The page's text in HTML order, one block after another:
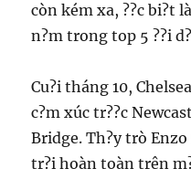
còn kém xa, ??c bi?t
n?m trong top 5 ??i
Cu?i tháng 10,
c?m xúc tr??c
Bridge. Th?y trò Enzo
tr?i hoàn toàn trên